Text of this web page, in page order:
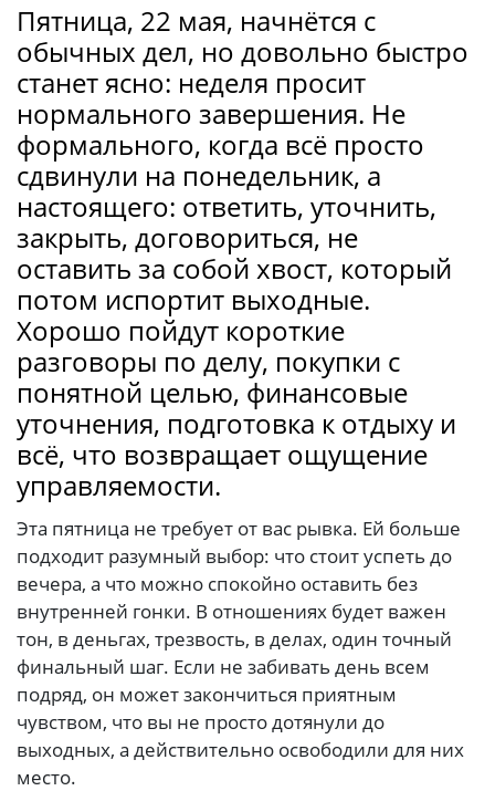
Пятница, 22 мая, начнётся с
обычных дел, но довольно быстро
станет ясно: неделя просит
нормального завершения. Не
формального, когда всё просто
сдвинули на понедельник, а
настоящего: ответить, уточнить,
закрыть, договориться, не
оставить за собой хвост, который
потом испортит выходные.
Хорошо пойдут короткие
разговоры по делу, покупки с
понятной целью, финансовые
уточнения, подготовка к отдыху и
всё, что возвращает ощущение
управляемости.
Эта пятница не требует от вас рывка. Ей больше
подходит разумный выбор: что стоит успеть до
вечера, а что можно спокойно оставить без
внутренней гонки. В отношениях будет важен
тон, в деньгах, трезвость, в делах, один точный
финальный шаг. Если не забивать день всем
подряд, он может закончиться приятным
чувством, что вы не просто дотянули до
выходных, а действительно освободили для них
место.